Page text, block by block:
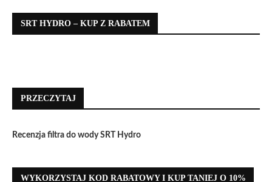
SRT HYDRO – KUP Z RABATEM
PRZECZYTAJ
Recenzja filtra do wody SRT Hydro
WYKORZYSTAJ KOD RABATOWY I KUP TANIEJ O 10%